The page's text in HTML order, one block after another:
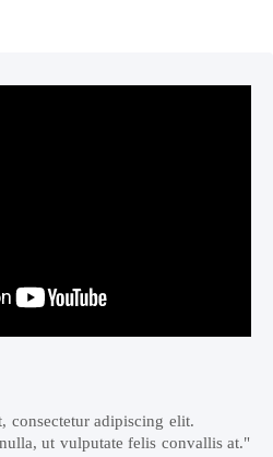
consectetur adipiscing elit.
ut vulputate felis convallis at."